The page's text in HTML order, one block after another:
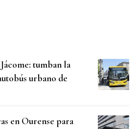
tumban la
urbano de
en Ourense para